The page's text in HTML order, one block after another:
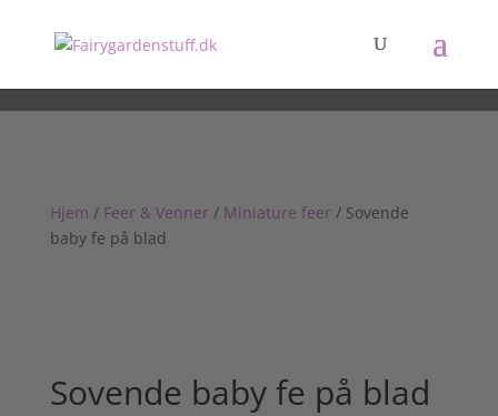
Hjem / Feer & Venner / Miniature feer / Sovende
baby fe på blad
Sovende baby fe på blad